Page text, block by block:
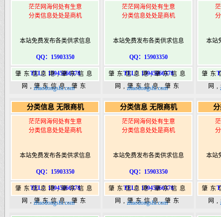
茫茫网海何处有生意
分类信息处处是商机
本站免费发布各类供求信息
QQ：15903350
TEL：15945066378
肇东信息港,肇东信息
网,肇东信息,肇东
港|www.zhaodongshi.com
zhaodongshi.com
茫茫网海何处有生意
分类信息处处是商机
本站免费发布各类供求信息
QQ：15903350
TEL：15945066378
肇东信息港,肇东信息
网,肇东信息,肇东
港|www.zhaodongshi.com
zhaodongshi.com
本站
肇东
网
港
分类信息 无限商机
茫茫网海何处有生意
分类信息处处是商机
本站免费发布各类供求信息
QQ：15903350
TEL：15945066378
肇东信息港,肇东信息
网,肇东信息,肇东
zhaodongshi.com
分类信息 无限商机
茫茫网海何处有生意
分类信息处处是商机
本站免费发布各类供求信息
QQ：15903350
TEL：15945066378
肇东信息港,肇东信息
网,肇东信息,肇东
zhaodongshi.com
本站
肇东
网